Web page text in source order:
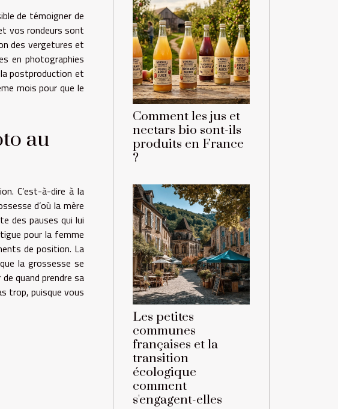
de témoigner de
vos rondeurs sont
des vergetures et
en photographies
postproduction et
mois pour que le
au
C’est-à-dire à la
d’où la mère
des pauses qui lui
pour la femme
de position. La
la grossesse se
quand prendre sa
trop, puisque vous
Comment les jus et
nectars bio sont-ils
produits en France
?
Les petites
communes
françaises et la
transition
écologique
comment
s'engagent-elles